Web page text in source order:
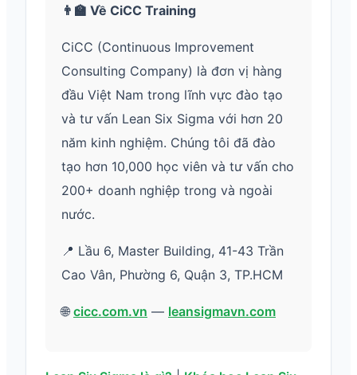
👨‍🏫 Về CiCC Training
CiCC (Continuous Improvement
Consulting Company) là đơn vị hàng
đầu Việt Nam trong lĩnh vực đào tạo
và tư vấn Lean Six Sigma với hơn 20
năm kinh nghiệm. Chúng tôi đã đào
tạo hơn 10,000 học viên và tư vấn cho
200+ doanh nghiệp trong và ngoài
nước.
📍 Lầu 6, Master Building, 41-43 Trần
Cao Vân, Phường 6, Quận 3, TP.HCM
🌐 cicc.com.vn — leansigmavn.com